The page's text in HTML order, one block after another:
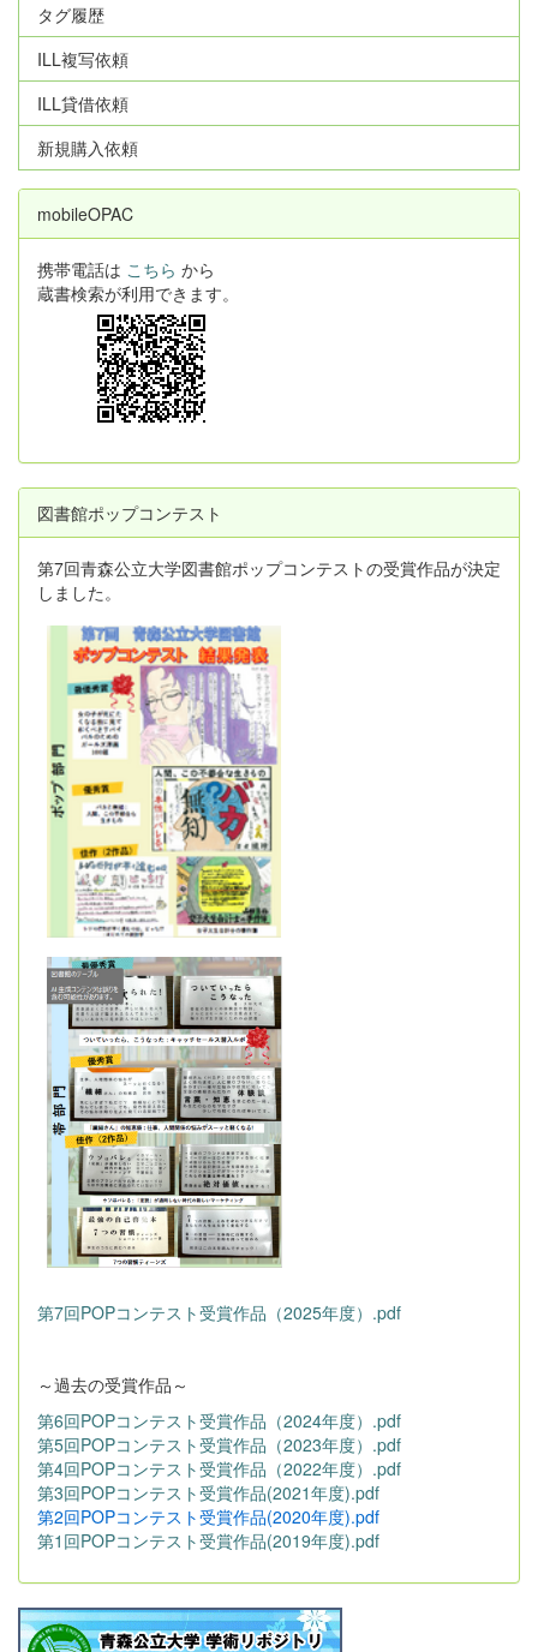
タグ履歴
ILL複写依頼
ILL貸借依頼
新規購入依頼
mobileOPAC
携帯電話は こちら から
蔵書検索が利用できます。
図書館ポップコンテスト
第7回青森公立大学図書館ポップコンテストの受賞作品が決定
しました。
第7回POPコンテスト受賞作品（2025年度）.pdf
～過去の受賞作品～
第6回POPコンテスト受賞作品（2024年度）.pdf
第5回POPコンテスト受賞作品（2023年度）.pdf
第4回POPコンテスト受賞作品（2022年度）.pdf
第3回POPコンテスト受賞作品(2021年度).pdf
第2回POPコンテスト受賞作品(2020年度).pdf
第1回POPコンテスト受賞作品(2019年度).pdf